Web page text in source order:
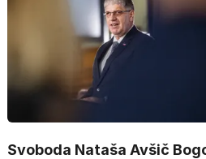
Svoboda Nataša Avšič